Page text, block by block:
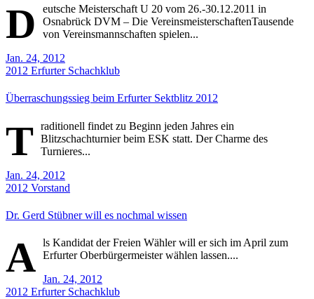
D
eutsche Meisterschaft U 20 vom 26.-30.12.2011 in
Osnabrück DVM – Die VereinsmeisterschaftenTausende
von Vereinsmannschaften spielen...
Jan. 24, 2012
2012 Erfurter Schachklub
Überraschungssieg beim Erfurter Sektblitz 2012
T raditionell findet zu Beginn jeden Jahres ein
Blitzschachturnier beim ESK statt. Der Charme des
Turnieres...
Jan. 24, 2012
2012 Vorstand
Dr. Gerd Stübner will es nochmal wissen
A ls Kandidat der Freien Wähler will er sich im April zum
Erfurter Oberbürgermeister wählen lassen....
Jan. 24, 2012
2012 Erfurter Schachklub